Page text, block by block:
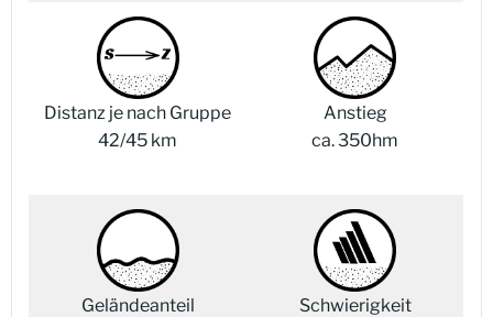
Distanz je nach Gruppe
42/45 km
Anstieg
ca. 350hm
Geländeanteil
Schwierigkeit